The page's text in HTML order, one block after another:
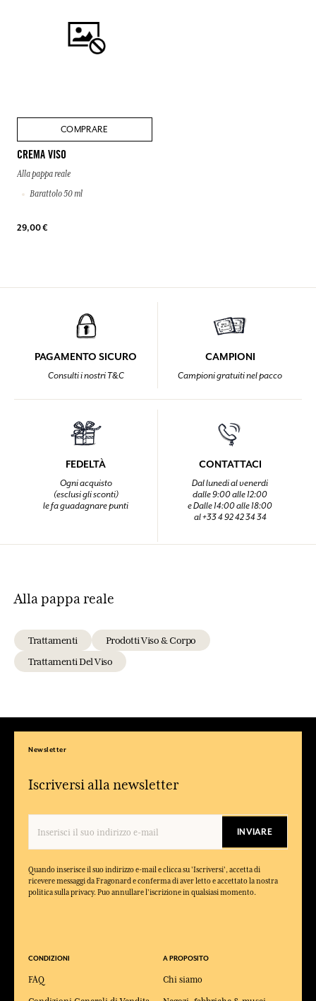
COMPRARE
CREMA VISO
Alla pappa reale
Barattolo 50 ml
29,00 €
PAGAMENTO SICURO
Consulti i nostri T&C
CAMPIONI
Campioni gratuiti nel pacco
FEDELTÀ
Ogni acquisto
(esclusi gli sconti)
le fa guadagnare punti
CONTATTACI
Dal lunedi al venerdi
dalle 9:00 alle 12:00
e Dalle 14:00 alle 18:00
al +33 4 92 42 34 34
Alla pappa reale
Trattamenti
Prodotti Viso & Corpo
Trattamenti Del Viso
Newsletter
Iscriversi alla newsletter
INVIARE
Quando inserisce il suo indirizzo e-mail e clicca su 'Iscriversi', accetta di
ricevere messaggi da Fragonard e conferma di aver letto e accettato la nostra
politica sulla privacy. Puo annullare l'iscrizione in qualsiasi momento.
CONDIZIONI
FAQ
A PROPOSITO
Chi siamo